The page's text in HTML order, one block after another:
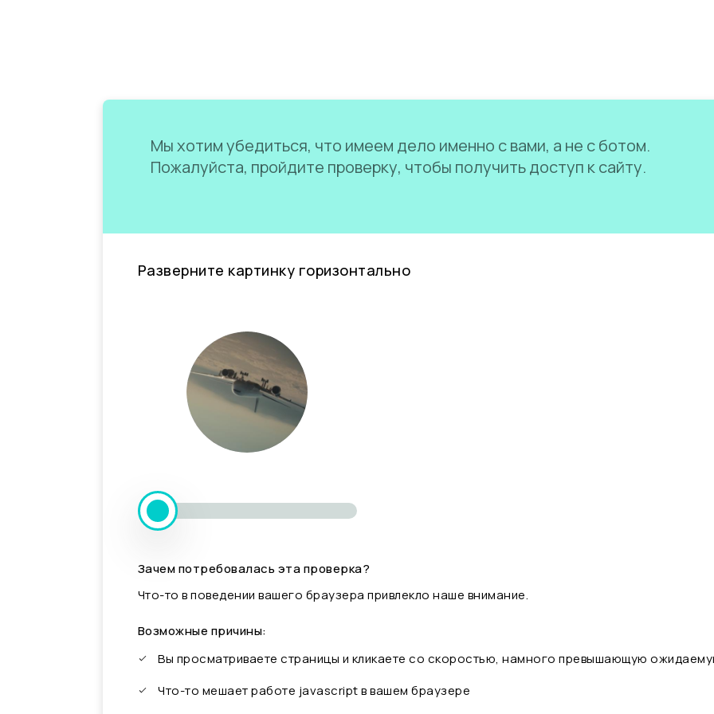
Мы хотим убедиться, что имеем дело именно с вами, а не с ботом.
Пожалуйста, пройдите проверку, чтобы получить доступ к сайту.
Разверните картинку горизонтально
Зачем потребовалась эта проверка?
Что-то в поведении вашего браузера привлекло наше внимание.
Возможные причины:
Вы просматриваете страницы и кликаете со скоростью, намного превышающую
Что-то мешает работе javascript в вашем браузере